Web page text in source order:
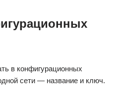
в конфигурационных
сети — название и ключ.